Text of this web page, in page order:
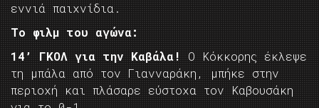
εννιά παιχνίδια.
Το φιλμ του αγώνα:
14’ ΓΚΟΛ για την Καβάλα!
Ο Κόκκορης έκλεψε
τη μπάλα από τον Γιανναράκη, μπήκε στην
περιοχή και πλάσαρε εύστοχα τον Καβουσάκη